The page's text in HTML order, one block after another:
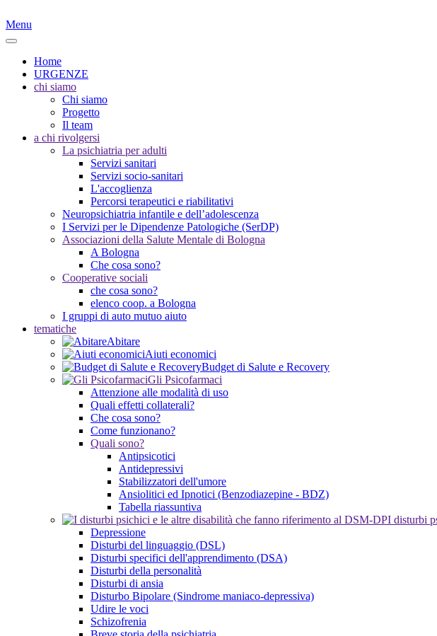
Menu
Home
URGENZE
chi siamo
Chi siamo
Progetto
Il team
a chi rivolgersi
La psichiatria per adulti
Servizi sanitari
Servizi socio-sanitari
L'accoglienza
Percorsi terapeutici e riabilitativi
Neuropsichiatria infantile e dell’adolescenza
I Servizi per le Dipendenze Patologiche (SerDP)
Associazioni della Salute Mentale di Bologna
A Bologna
Che cosa sono?
Cooperative sociali
che cosa sono?
elenco coop. a Bologna
I gruppi di auto mutuo aiuto
tematiche
Abitare
Aiuti economici
Budget di Salute e Recovery
Gli Psicofarmaci
Attenzione alle modalità di uso
Quali effetti collaterali?
Che cosa sono?
Come funzionano?
Quali sono?
Antipsicotici
Antidepressivi
Stabilizzatori dell'umore
Ansiolitici ed Ipnotici (Benzodiazepine - BDZ)
Tabella riassuntiva
I disturbi
Depressione
Disturbi del linguaggio (DSL)
Disturbi specifici dell'apprendimento (DSA)
Disturbi della personalità
Disturbi di ansia
Disturbo Bipolare (Sindrome maniaco-depressiva)
Udire le voci
Schizofrenia